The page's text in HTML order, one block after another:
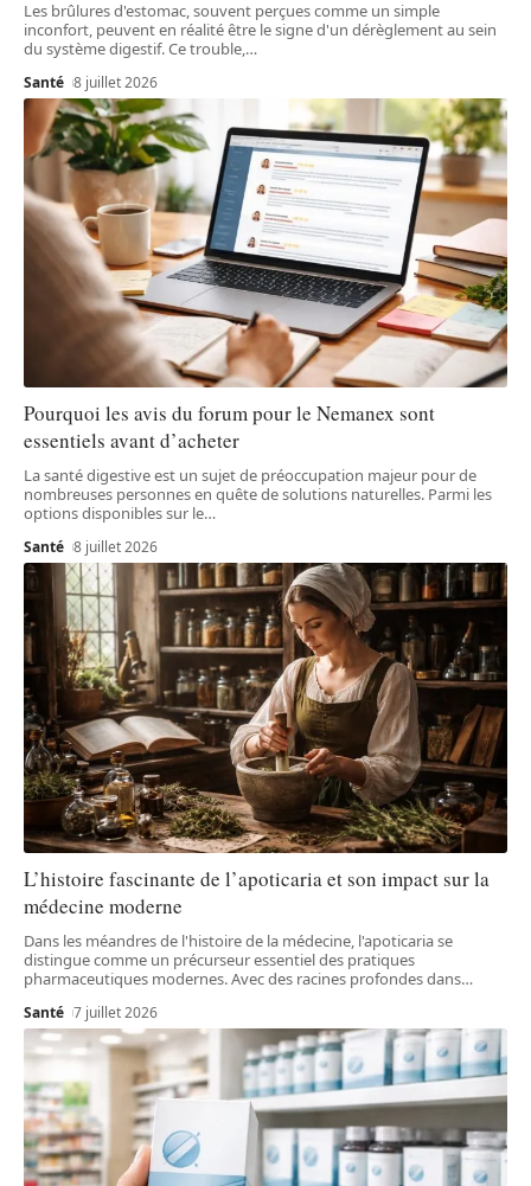
Les brûlures d'estomac, souvent perçues comme un simple
inconfort, peuvent en réalité être le signe d'un dérèglement au sein
du système digestif. Ce trouble, …
Santé 8 juillet 2026
Pourquoi les avis du forum pour le Nemanex sont
essentiels avant d’acheter
La santé digestive est un sujet de préoccupation majeur pour de
nombreuses personnes en quête de solutions naturelles. Parmi les
options disponibles sur le…
Santé 8 juillet 2026
L’histoire fascinante de l’apoticaria et son impact sur la
médecine moderne
Dans les méandres de l'histoire de la médecine, l'apoticaria se
distingue comme un précurseur essentiel des pratiques
pharmaceutiques modernes. Avec des racines profondes dans…
Santé 7 juillet 2026